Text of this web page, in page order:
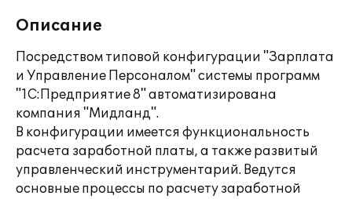
Описание
Посредством типовой конфигурации "Зарплата
и Управление Персоналом" системы программ
"1С:Предприятие 8" автоматизирована
компания "Мидланд".
В конфигурации имеется функциональность
расчета заработной платы, а также развитый
управленческий инструментарий. Ведутся
основные процессы по расчету заработной